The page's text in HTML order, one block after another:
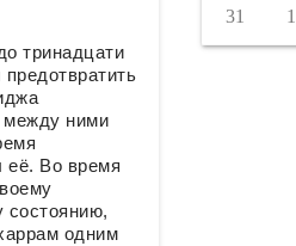
тринадцати
между ними
её. Во время
состоянию,
одним
31 1